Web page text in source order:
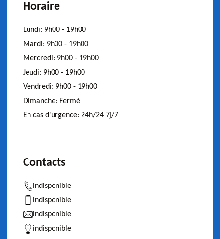
Horaire
Lundi: 9h00 - 19h00
Mardi: 9h00 - 19h00
Mercredi: 9h00 - 19h00
Jeudi: 9h00 - 19h00
Vendredi: 9h00 - 19h00
Dimanche: Fermé
En cas d'urgence: 24h/24 7j/7
Contacts
indisponible
indisponible
indisponible
indisponible